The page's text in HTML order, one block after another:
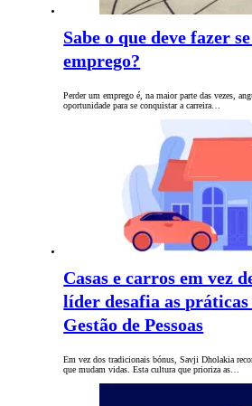
Sabe o que deve fazer
emprego?
Perder um emprego é, na maior parte das vezes,
oportunidade para se conquistar a carreira…
Casas e carros em vez
líder desafia as
Gestão de Pessoas
Em vez dos tradicionais bónus, Savji Dholakia
que mudam vidas. Esta cultura que prioriza as…